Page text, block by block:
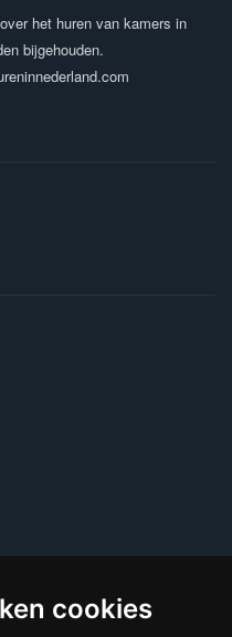
cookies
het huren van kamers in
bijgehouden.